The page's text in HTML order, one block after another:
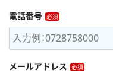
電話番号
メールアドレス